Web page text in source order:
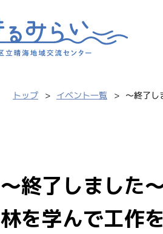
トップ イベント一覧 ～終了し
～終了しました
林を学んで工作